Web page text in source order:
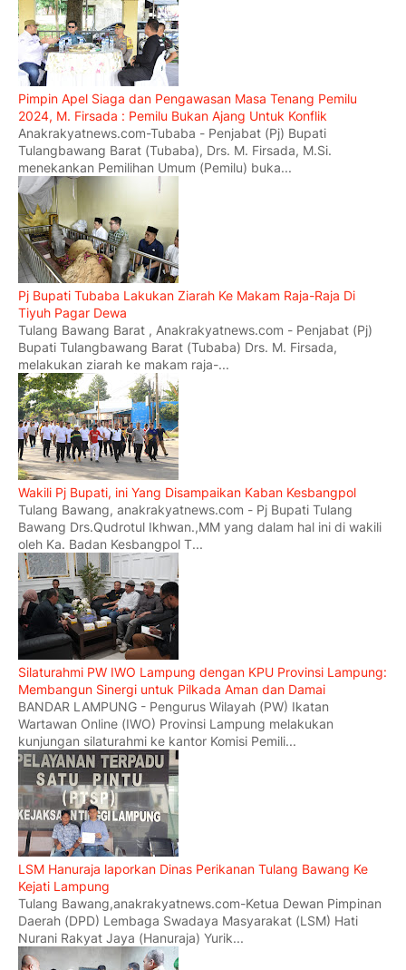
Pimpin Apel Siaga dan Pengawasan Masa Tenang Pemilu
2024, M. Firsada : Pemilu Bukan Ajang Untuk Konflik
Anakrakyatnews.com-Tubaba - Penjabat (Pj) Bupati
Tulangbawang Barat (Tubaba), Drs. M. Firsada, M.Si.
menekankan Pemilihan Umum (Pemilu) buka...
Pj Bupati Tubaba Lakukan Ziarah Ke Makam Raja-Raja Di
Tiyuh Pagar Dewa
Tulang Bawang Barat , Anakrakyatnews.com - Penjabat (Pj)
Bupati Tulangbawang Barat (Tubaba) Drs. M. Firsada,
melakukan ziarah ke makam raja-...
Wakili Pj Bupati, ini Yang Disampaikan Kaban Kesbangpol
Tulang Bawang, anakrakyatnews.com - Pj Bupati Tulang
Bawang Drs.Qudrotul Ikhwan.,MM yang dalam hal ini di wakili
oleh Ka. Badan Kesbangpol T...
Silaturahmi PW IWO Lampung dengan KPU Provinsi Lampung:
Membangun Sinergi untuk Pilkada Aman dan Damai
BANDAR LAMPUNG - Pengurus Wilayah (PW) Ikatan
Wartawan Online (IWO) Provinsi Lampung melakukan
kunjungan silaturahmi ke kantor Komisi Pemili...
LSM Hanuraja laporkan Dinas Perikanan Tulang Bawang Ke
Kejati Lampung
Tulang Bawang,anakrakyatnews.com-Ketua Dewan Pimpinan
Daerah (DPD) Lembaga Swadaya Masyarakat (LSM) Hati
Nurani Rakyat Jaya (Hanuraja) Yurik...